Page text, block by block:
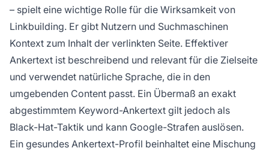
– spielt eine wichtige Rolle für die Wirksamkeit von
Linkbuilding. Er gibt Nutzern und Suchmaschinen
Kontext zum Inhalt der verlinkten Seite. Effektiver
Ankertext ist beschreibend und relevant für die Zielseite
und verwendet natürliche Sprache, die in den
umgebenden Content passt. Ein Übermaß an exakt
abgestimmtem Keyword-Ankertext gilt jedoch als
Black-Hat-Taktik und kann Google-Strafen auslösen.
Ein gesundes Ankertext-Profil beinhaltet eine Mischung